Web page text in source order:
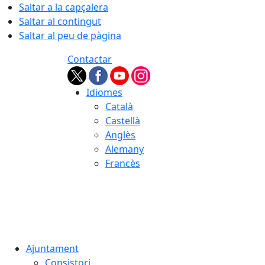
Saltar a la capçalera
Saltar al contingut
Saltar al peu de pàgina
Contactar
Idiomes
Català
Castellà
Anglès
Alemany
Francès
Ajuntament